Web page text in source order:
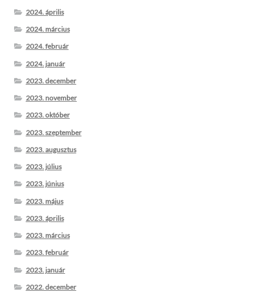
2024. április
2024. március
2024. február
2024. január
2023. december
2023. november
2023. október
2023. szeptember
2023. augusztus
2023. július
2023. június
2023. május
2023. április
2023. március
2023. február
2023. január
2022. december